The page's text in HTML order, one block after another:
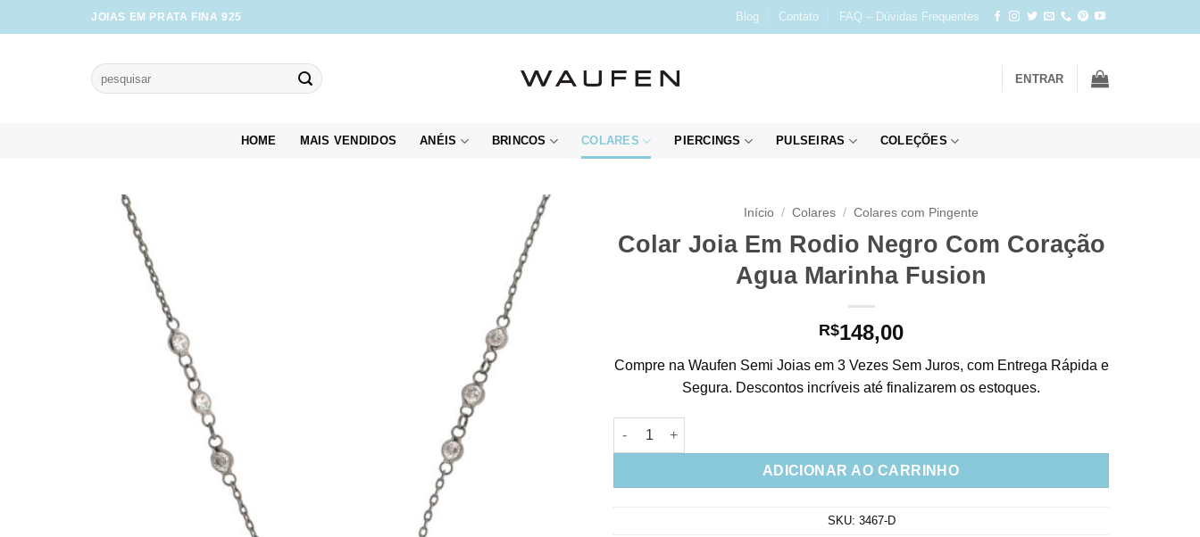
to
JOIAS EM PRATA FINA 925 Blog Contato FAQ – Dúvidas Frequentes
Pesquisar
por:
ENTRAR
HOME MAIS VENDIDOS ANÉIS BRINCOS COLARES PIERCINGS PULSEIRAS COLEÇÕES
Início / Colares / Colares com Pingente
Colar Joia Em Rodio Negro Com Coração
Agua Marinha Fusion
R$148,00
Compre na Waufen Semi Joias em 3 Vezes Sem Juros, com Entrega Rápida e
Segura. Descontos incríveis até finalizarem os estoques.
Colar Joia Em Rodio Negro Com Coração Agua Marinha Fusion quantidade
ADICIONAR AO CARRINHO
SKU: 3467-D